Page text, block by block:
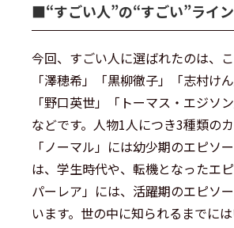
■“すごい人”の“すごい”ライ
今回、すごい人に選ばれたのは、こ
「澤穂希」「黒柳徹子」「志村け
「野口英世」「トーマス・エジソ
などです。人物1人につき3種類のカ
「ノーマル」には幼少期のエピソ
は、学生時代や、転機となったエ
パーレア」には、活躍期のエピソ
います。世の中に知られるまでに